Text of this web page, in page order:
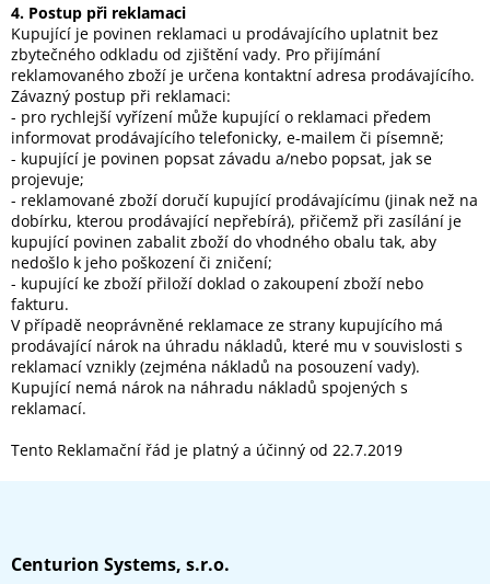
4. Postup při reklamaci
Kupující je povinen reklamaci u prodávajícího uplatnit bez
zbytečného odkladu od zjištění vady. Pro přijímání
reklamovaného zboží je určena kontaktní adresa prodávajícího.
Závazný postup při reklamaci:
- pro rychlejší vyřízení může kupující o reklamaci předem
informovat prodávajícího telefonicky, e-mailem či písemně;
- kupující je povinen popsat závadu a/nebo popsat, jak se
projevuje;
- reklamované zboží doručí kupující prodávajícímu (jinak než na
dobírku, kterou prodávající nepřebírá), přičemž při zasílání je
kupující povinen zabalit zboží do vhodného obalu tak, aby
nedošlo k jeho poškození či zničení;
- kupující ke zboží přiloží doklad o zakoupení zboží nebo
fakturu.
V případě neoprávněné reklamace ze strany kupujícího má
prodávající nárok na úhradu nákladů, které mu v souvislosti s
reklamací vznikly (zejména nákladů na posouzení vady).
Kupující nemá nárok na náhradu nákladů spojených s
reklamací.
Tento Reklamační řád je platný a účinný od 22.7.2019
Centurion Systems, s.r.o.